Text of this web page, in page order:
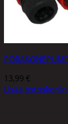
13,99 €
Lisää ostoskoriin